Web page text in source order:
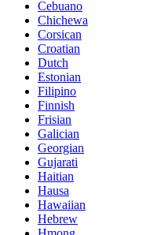
Cebuano
Chichewa
Corsican
Croatian
Dutch
Estonian
Filipino
Finnish
Frisian
Galician
Georgian
Gujarati
Haitian
Hausa
Hawaiian
Hebrew